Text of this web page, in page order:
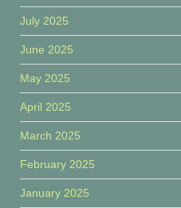
July 2025
June 2025
May 2025
April 2025
March 2025
February 2025
January 2025